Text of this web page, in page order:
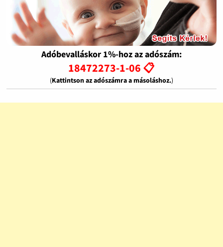
Adóbevalláskor 1%-hoz az adószám:
18472273-1-06 📋
(Kattintson az adószámra a másoláshoz.)